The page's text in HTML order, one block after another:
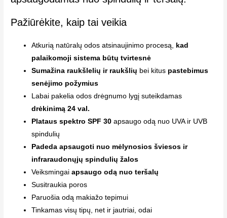
Pažiūrėkite, kaip tai veikia
Atkurią natūralų odos atsinaujinimo procesą, kad
palaikomoji sistema būtų tvirtesnė
Sumažina raukšlelių ir raukšlių bei kitus pastebimus
senėjimo požymius
Labai pakelia odos drėgnumo lygį suteikdamas
drėkinimą 24 val.
Plataus spektro SPF 30 apsaugo odą nuo UVA ir UVB
spindulių
Padeda apsaugoti nuo mėlynosios šviesos ir
infraraudonųjų spindulių žalos
Veiksmingaiapsaugo odą nuo teršalų
Susitraukia poros
Paruošia odą makiažo tepimui
Tinkamas visų tipų, net ir jautriai, odai